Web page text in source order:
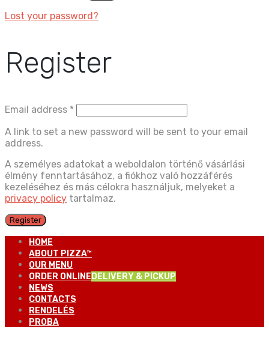
Lost your password?
Register
Email address *
A link to set a new password will be sent to your email
address.
A személyes adatokat a weboldalon történő vásárlási
élmény fenntartásához, a fiókhoz való hozzáférés
kezeléséhez és más célokra használjuk, melyeket a
privacy policy tartalmaz.
Register
HOME
ABOUT PIZZA™
OUR MENU
ORDER ONLINE DELIVERY & PICKUP
NEWS
CONTACTS
RENDELÉS
PROBA